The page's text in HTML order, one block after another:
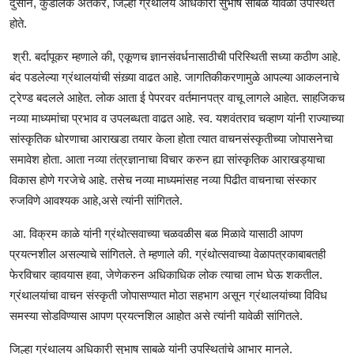
दुसाने, कुंडलिक अतकरे, जिल्हा ग्रंथालय अधिकारी सुभाष साबळे यावेळी उपस्थित
होते.
श्री. बर्दापूकर म्हणाले की, एकूणच ज्ञानसंवर्धनासाठीची परिस्थिती सध्या कठीण आहे.
बंद पडलेल्या ग्रंथालयांची संख़्या वाढत आहे. जागतिकीकरणामुळे आपल्या आकलनाचे
ट्रेण्ड बदलले आहेत. लोक आता ई पेपरवर वर्तमानपत्र वाचू लागले आहेत. साहजिकच
नव्या माध्यमांचा प्रभाव व उपलब्धता वाढत आहे. स्व. यशवंतराव चव्हाण यांनी राज्याच्या
सांस्कृतिक धोरणाचा आराखडा तयार केला होता त्यात वाचनसंस्कृतीच्या जोपासनेचा
समावेश होता. आता नव्या तंत्रज्ञानाचा विचार करुन ह्या सांस्कृतिक आराखड्याचा
विकास होणे गरजेचे आहे. तसेच नव्या माध्यमांसह नव्या पिढीत वाचनाचा संस्कार
रुजविणे आवश्यक आहे,असे त्यांनी सांगितले.
आ. विक्रम काळे यांनी ग्रंथोत्सवाच्या चळवळीस बळ मिळावे यासाठी आपण
प्रयत्नशील असल्याचे सांगितले. ते म्हणाले की. ग्रंथोत्सवाच्या वेळापत्रकाबाबतही
फेरविचार व्हावयास हवा, जेणेकरुन अधिकाधिक लोक त्याचा लाभ घेऊ शकतील.
ग्रंथालयांचा वाचन संस्कृती जोपासण्यात मोठा सहभाग असून ग्रंथालयांच्या विविध
समस्या सोडविण्यास आपण प्रयत्नशिल आहोत असे त्यांनी यावेळी सांगितले.
जिल्हा ग्रंथालय अधिकारी सुभाष साबळे यांनी उपस्थितांचे आभार मानले.